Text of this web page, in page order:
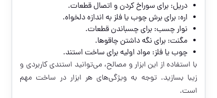
دریل: برای سوراخ کردن و اتصال قطعات.
اره: برای برش چوب یا فلز به اندازه دلخواه.
نوار چسب: برای چسباندن قطعات.
مگنت: برای نگه داشتن چاقوها.
چوب یا فلز: مواد اولیه برای ساخت استند.
با استفاده از این ابزار و مصالح، می‌توانید استندی کاربردی و
زیبا بسازید. توجه به ویژگی‌های هر ابزار در ساخت مهم
است.